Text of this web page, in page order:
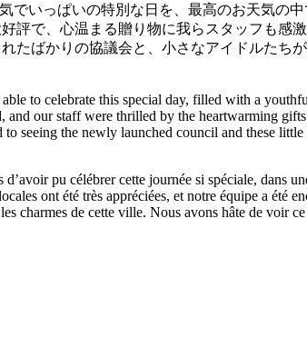
いっぱいの特別な日を、最高のお天気の
評で、心温まる贈り物に我らスタッフも感
ばかりの協議会と、小さなアイドルたち
to celebrate this special day, filled with a
our staff were thrilled by the heartwarming
seeing the newly launched council and these
pu célébrer cette journée si spéciale, dans
ont été très appréciées, et notre équipe a été
charmes de cette ville. Nous avons hâte de voir